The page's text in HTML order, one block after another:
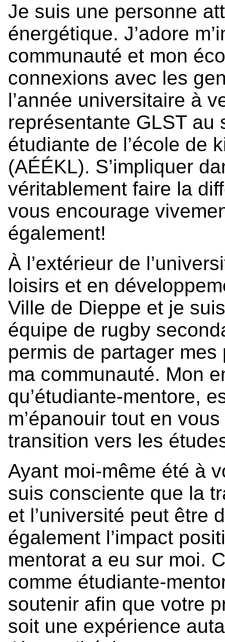
Je suis une personne
énergétique. J’adore
communauté et mon
connexions avec les
l’année universitaire à
représentante GLST au
étudiante de l’école de
(AÉÉKL). S’impliquer
véritablement faire la
vous encourage
également!
À l’extérieur de
loisirs et en
Ville de Dieppe et je
équipe de rugby
permis de partager
ma communauté. Mon
qu’étudiante-mentore,
m’épanouir tout en
transition vers les
Ayant moi-même été à
suis consciente que la
et l’université peut être
également l’impact
mentorat a eu sur moi.
comme étudiante-
soutenir afin que votre
soit une expérience